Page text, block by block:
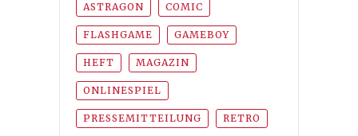
ASTRAGON COMIC
FLASHGAME GAMEBOY
HEFT MAGAZIN
ONLINESPIEL
PRESSEMITTEILUNG RETRO